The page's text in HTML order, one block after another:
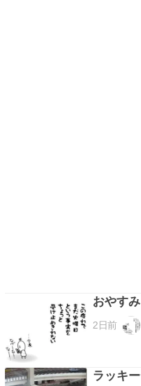
おやす
2日前
ラッキ